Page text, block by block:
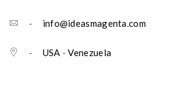
- info@ideasmagenta.com
- USA -Venezuela